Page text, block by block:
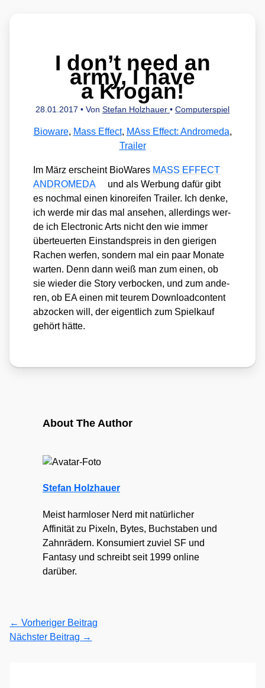
I don’t need an
army, I have
a Krogan!
28.01.2017 • Von Stefan Holzhauer • Computerspiel
Bioware, Mass Effect, MAss Effect: Andromeda,
Trailer
Im März erscheint Bio­Wa­res MASS EFFECT
ANDROMEDA
und als Wer­bung dafür gibt
es noch­mal einen kino­rei­fen Trai­ler. Ich den­ke,
ich wer­de mir das mal anse­hen, aller­dings wer­
de ich Elec­tro­nic Arts nicht den wie immer
über­teu­er­ten Ein­stands­preis in den gie­ri­gen
Rachen wer­fen, son­dern mal ein paar Mona­te
war­ten. Denn dann weiß man zum einen, ob
sie wie­der die Sto­ry ver­bo­cken, und zum ande­
ren, ob EA einen mit teu­rem Down­load­con­tent
abzo­cken will, der eigent­lich zum Spiel­kauf
gehört hät­te.
About The Author
Stefan Holzhauer
Meist harmloser Nerd mit natürlicher
Affinität zu Pixeln, Bytes, Buchstaben und
Zahnrädern. Konsumiert zuviel SF und
Fantasy und schreibt seit 1999 online
darüber.
← Vorheriger Beitrag
Nächster Beitrag →